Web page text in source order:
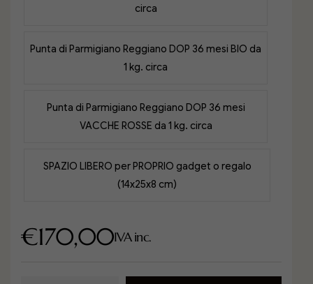
circa
Punta di Parmigiano Reggiano DOP 36 mesi BIO da
1 kg. circa
Punta di Parmigiano Reggiano DOP 36 mesi
VACCHE ROSSE da 1 kg. circa
SPAZIO LIBERO per PROPRIO gadget o regalo
(14x25x8 cm)
€170,00IVA inc.